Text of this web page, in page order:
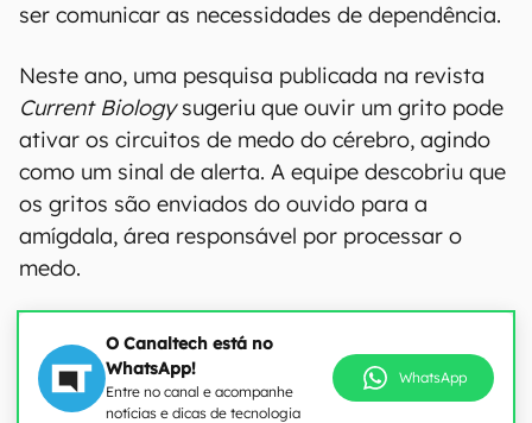
ser comunicar as necessidades de dependência.
Neste ano, uma pesquisa publicada na revista
Current Biologysugeriu que ouvir um grito pode
ativar os circuitos de medo do cérebro, agindo
como um sinal de alerta. A equipe descobriu que
os gritos são enviados do ouvido para a
amígdala, área responsável por processar o
medo.
O Canaltech está no
WhatsApp!
Entre no canal e acompanhe
notícias e dicas de tecnologia
WhatsApp